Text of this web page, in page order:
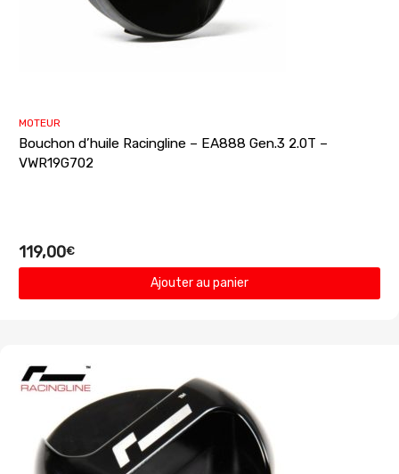
MOTEUR
Bouchon d’huile Racingline – EA888 Gen.3 2.0T –
VWR19G702
119,00€
Ajouter au panier